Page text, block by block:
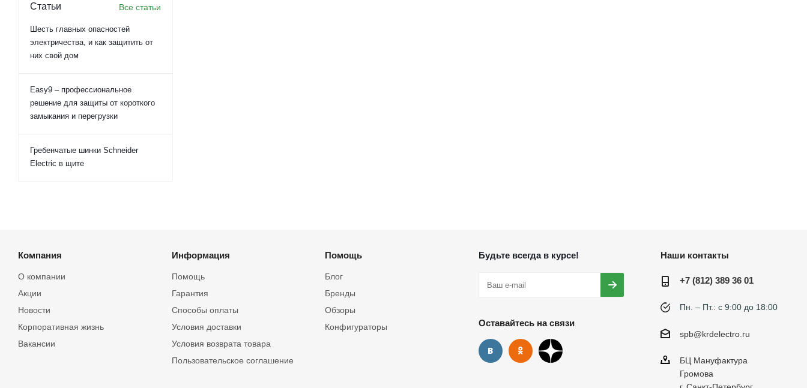
Статьи Все статьи
Шесть главных опасностей
электричества, и как защитить от
них свой дом
Easy9 – профессиональное
решение для защиты от короткого
замыкания и перегрузки
Гребенчатые шинки Schneider
Electric в щите
Компания
О компании
Акции
Новости
Корпоративная жизнь
Вакансии
Информация
Помощь
Гарантия
Способы оплаты
Условия доставки
Условия возврата товара
Пользовательское соглашение
Помощь
Блог
Бренды
Обзоры
Конфигураторы
Будьте всегда в курсе!
Оставайтесь на связи
Наши контакты
+7 (812) 389 36 01
Пн. – Пт.: с 9:00 до 18:00
spb@krdelectro.ru
БЦ Мануфактура
Громова